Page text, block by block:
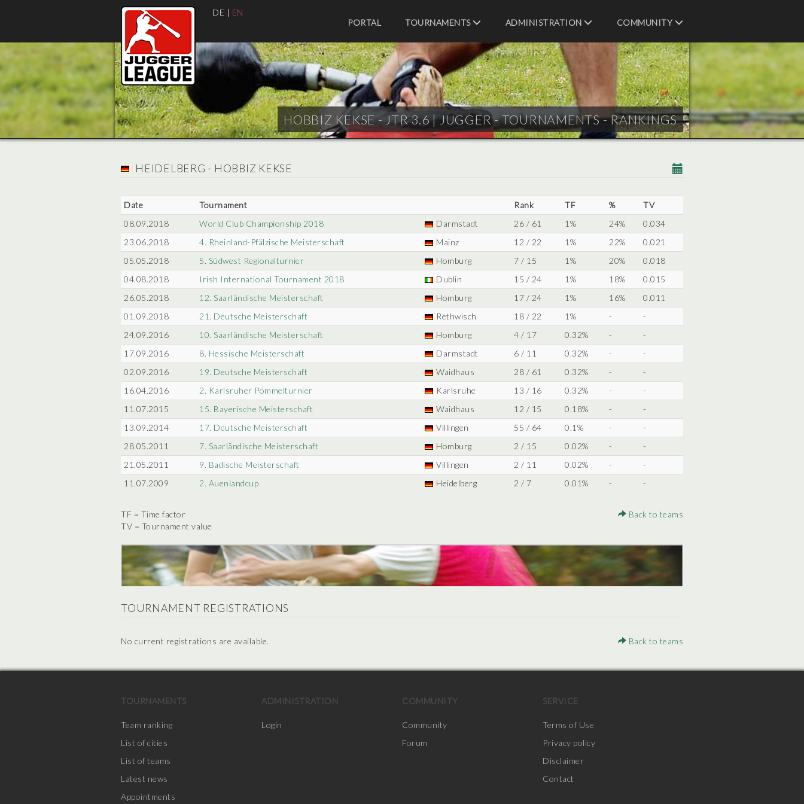
DE | EN
PORTAL
TOURNAMENTS ADMINISTRATION COMMUNITY
HOBBIZ KEKSE - JTR 3.6 |JUGGER - TOURNAMENTS - RANKINGS
HEIDELBERG - HOBBIZ KEKSE
Date Tournament Rank TF %
TV
08.09.2018
World Club Championship 2018 Darmstadt 26 / 61 1% 24%
0.034
23.06.2018
4. Rheinland-Pfälzische Meisterschaft Mainz 12 / 22 1% 22%
0.021
05.05.2018
5. Südwest Regionalturnier Homburg 7 / 15 1% 20%
0.018
04.08.2018
Irish International Tournament 2018 Dublin 15 / 24 1% 18%
0.015
26.05.2018
12. Saarländische Meisterschaft Homburg 17 / 24 1% 16%
0.011
01.09.2018
21. Deutsche Meisterschaft Rethwisch 18 / 22 1% -
-
24.09.2016
10. Saarländische Meisterschaft Homburg 4 / 17 0.32% -
-
17.09.2016
8. Hessische Meisterschaft Darmstadt 6 / 11 0.32% -
-
02.09.2016
19. Deutsche Meisterschaft Waidhaus 28 / 61 0.32% -
-
16.04.2016
2. Karlsruher Pömmelturnier Karlsruhe 13 / 16 0.32% -
-
11.07.2015
15. Bayerische Meisterschaft Waidhaus 12 / 15 0.18% -
-
13.09.2014
17. Deutsche Meisterschaft Villingen 55 / 64 0.1% -
-
28.05.2011
7. Saarländische Meisterschaft Homburg 2 / 15 0.02% -
-
21.05.2011
9. Badische Meisterschaft Villingen 2 / 11 0.02% -
-
11.07.2009
2. Auenlandcup Heidelberg 2 / 7 0.01% - -
TF = Time factor
TV = Tournament value
Back to teams
TOURNAMENT REGISTRATIONS
No current registrations are available. Back to teams
TOURNAMENTS
Team ranking
List of cities
List of teams
Latest news
Appointments
ADMINISTRATION
Login
COMMUNITY
Community
Forum
SERVICE
Terms of Use
Privacy policy
Disclaimer
Contact